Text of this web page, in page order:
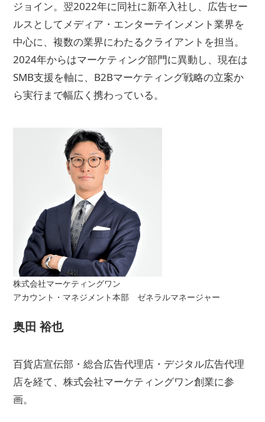
ジョイン。翌2022年に同社に新卒入社し、広告セー
ルスとしてメディア・エンターテインメント業界を
中心に、複数の業界にわたるクライアントを担当。
2024年からはマーケティング部門に異動し、現在は
SMB支援を軸に、B2Bマーケティング戦略の立案か
ら実行まで幅広く携わっている。
株式会社マーケティングワン
アカウント・マネジメント本部 ゼネラルマネージャー
奥田 裕也
百貨店宣伝部・総合広告代理店・デジタル広告代理
店を経て、株式会社マーケティングワン創業に参
画。